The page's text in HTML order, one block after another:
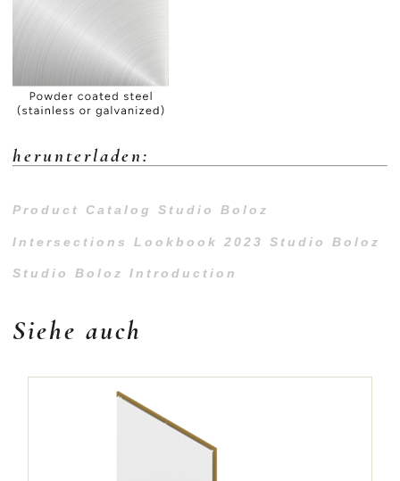
herunterladen:
Product Catalog Studio Boloz
Intersections Lookbook 2023 Studio Boloz
Studio Boloz Introduction
Siehe auch